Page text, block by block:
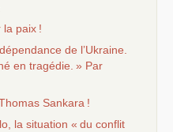
la paix !
de l’Ukraine.
en tragédie. » Par
Sankara !
la situation « du conflit